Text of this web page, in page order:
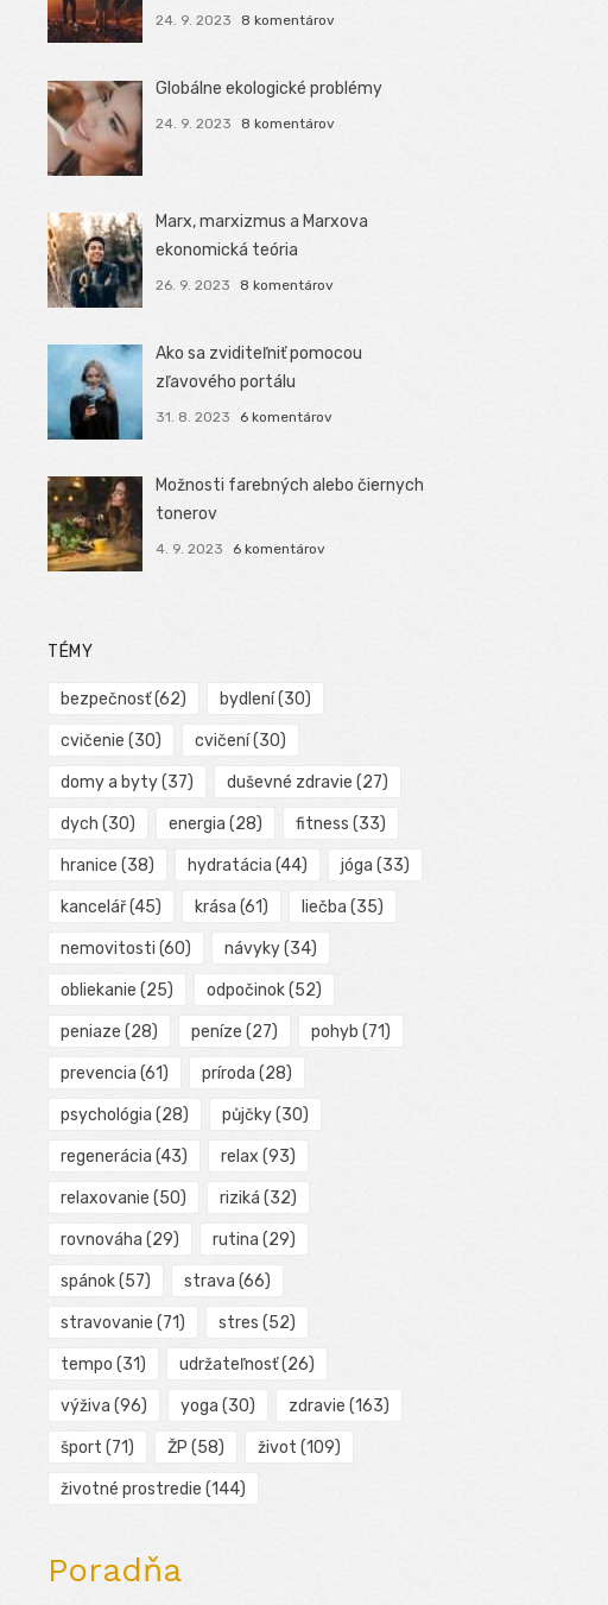
24. 9. 2023 8 komentárov
Globálne ekologické problémy
24. 9. 2023 8 komentárov
Marx, marxizmus a Marxova
ekonomická teória
26. 9. 2023 8 komentárov
Ako sa zviditeľniť pomocou
zľavového portálu
31. 8. 2023 6 komentárov
Možnosti farebných alebo čiernych
tonerov
4. 9. 2023 6 komentárov
TÉMY
bezpečnosť(62) bydlení(30)
cvičenie (30) cvičení(30)
domy a byty(37) duševné zdravie (27)
dych (30) energia (28) fitness (33)
hranice (38) hydratácia (44) jóga (33)
kancelář(45) krása (61) liečba (35)
nemovitosti (60) návyky(34)
obliekanie (25) odpočinok(52)
peniaze (28) peníze (27) pohyb (71)
prevencia (61) príroda (28)
psychológia (28) půjčky(30)
regenerácia (43) relax (93)
relaxovanie (50) riziká (32)
rovnováha (29) rutina (29)
spánok(57) strava (66)
stravovanie (71) stres (52)
tempo (31) udržateľnosť(26)
výživa (96) yoga (30) zdravie (163)
šport (71) ŽP (58) život (109)
životné prostredie (144)
Poradňa